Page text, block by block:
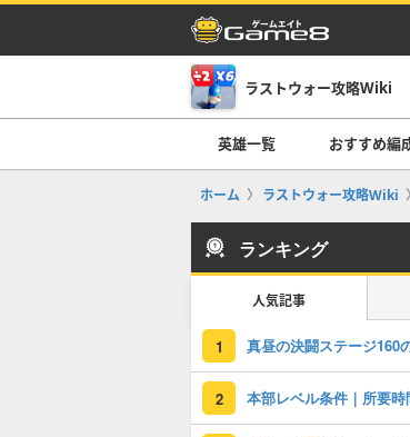
ラストウォー攻略Wiki
英雄一覧 おすすめ編
ホーム ラストウォー攻略Wiki
ランキング
人気記事
1 真昼の決闘ステージ160
2 本部レベル条件｜所要